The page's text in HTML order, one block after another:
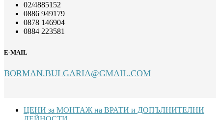
02/4885152
0886 949179
0878 146904
0884 223581
E-MAIL
BORMAN.BULGARIA@GMAIL.COM
FooterЦЕНИ за МОНТАЖ на ВРАТИ и ДОПЪЛНИТЕЛНИ